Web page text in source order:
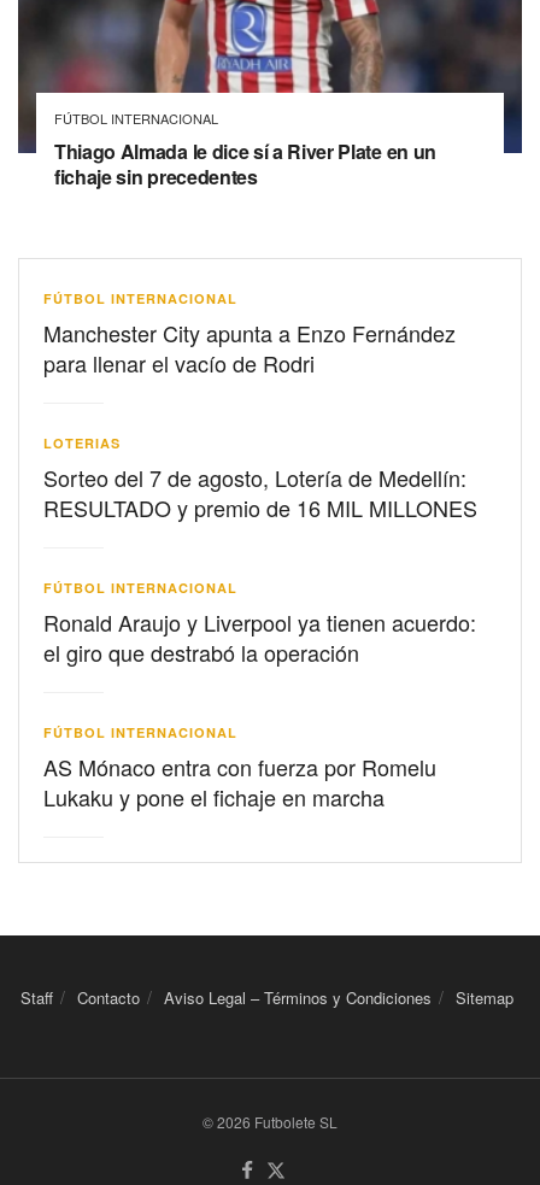
FÚTBOL INTERNACIONAL
Thiago Almada le dice sí a River Plate en un
fichaje sin precedentes
FÚTBOL INTERNACIONAL
Manchester City apunta a Enzo Fernández
para llenar el vacío de Rodri
LOTERIAS
Sorteo del 7 de agosto, Lotería de Medellín:
RESULTADO y premio de 16 MIL MILLONES
FÚTBOL INTERNACIONAL
Ronald Araujo y Liverpool ya tienen acuerdo:
el giro que destrabó la operación
FÚTBOL INTERNACIONAL
AS Mónaco entra con fuerza por Romelu
Lukaku y pone el fichaje en marcha
Staff Contacto Aviso Legal – Términos y Condiciones Sitemap
© 2026 Futbolete SL